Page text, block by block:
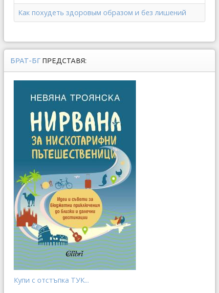
Как похудеть здоровым образом и без лишений
БРАТ-БГ ПРЕДСТАВЯ:
Купи с отстъпка ТУК...